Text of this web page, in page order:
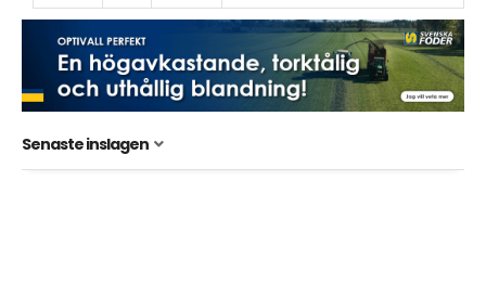
Senaste inslagen